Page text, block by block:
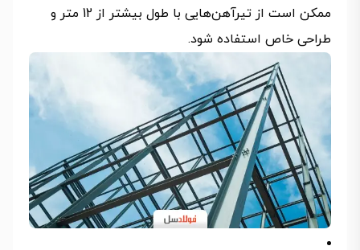
ممکن است از تیرآهن‌هایی با طول بیشتر از 12 متر و
طراحی خاص استفاده شود.